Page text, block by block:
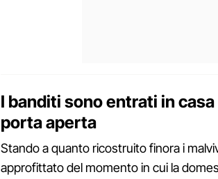
I banditi sono entrati in
porta aperta
Stando a quanto ricostruito finora i
approfittato del momento in cui la